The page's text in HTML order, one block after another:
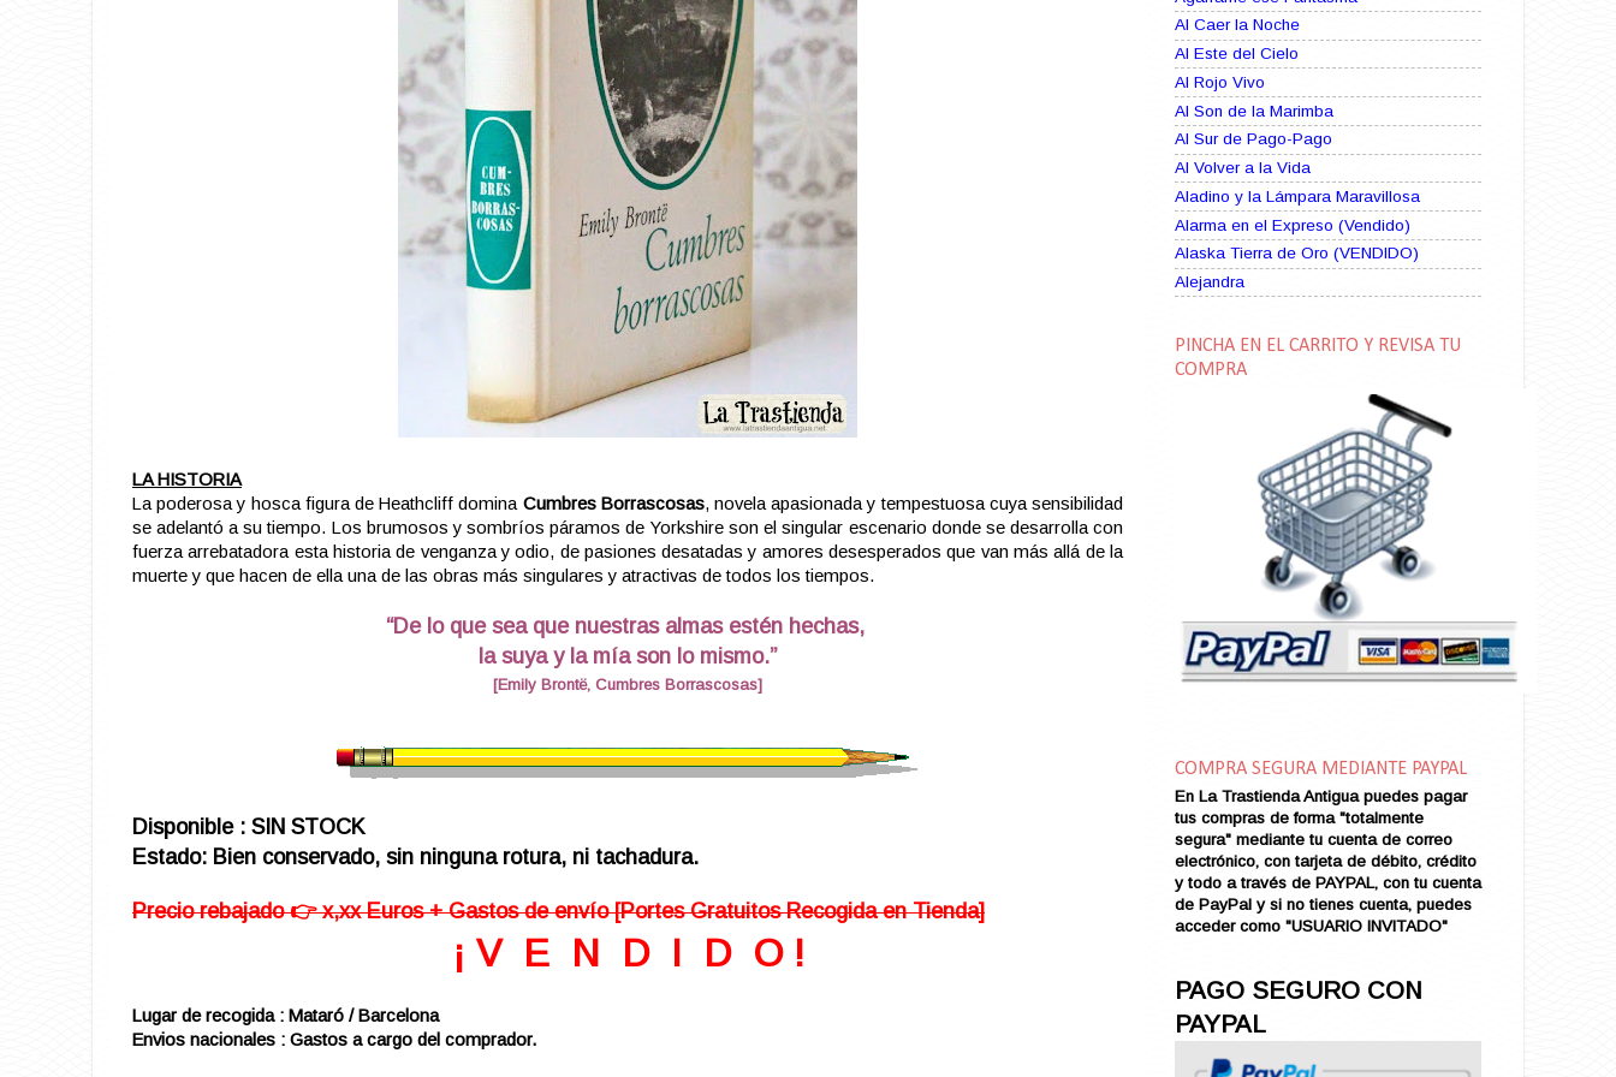
LA HISTORIA
La poderosa y hosca figura de Heathcliff domina Cumbres Borrascosas, novela apasionada y tempestuosa cuya sensibilidad
se adelantó a su tiempo. Los brumosos y sombríos páramos de Yorkshire son el singular escenario donde se desarrolla con
fuerza arrebatadora esta historia de venganza y odio, de pasiones desatadas y amores desesperados que van más allá de la
muerte y que hacen de ella una de las obras más singulares y atractivas de todos los tiempos.
“De lo que sea que nuestras almas estén hechas,
la suya y la mía son lo mismo.”
[Emily Brontë, Cumbres Borrascosas]
Disponible : SIN STOCK
Estado: Bien conservado, sin ninguna rotura, ni tachadura.
Precio rebajado 👉 x,xx Euros + Gastos de envío [Portes Gratuitos Recogida en Tienda]
¡ V E N D I D O !
Lugar de recogida : Mataró / Barcelona
Envios nacionales : Gastos a cargo del comprador.
Al Caer la Noche
Al Este del Cielo
Al Rojo Vivo
Al Son de la Marimba
Al Sur de Pago-Pago
Al Volver a la Vida
Aladino y la Lámpara Maravillosa
Alarma en el Expreso (Vendido)
Alaska Tierra de Oro (VENDIDO)
Alejandra
Alma Zíngara
Alma en Suplicio (VENDIDO)
Amame esta Noche (VENDIDO)
Amanda La Paciente Peligrosa
Amarga Victoria
Amor a Medianoche
Amor en Conserva (VENDIDO)
Amor que Mata
Amor sin Refugio
Ana Karenina
Ana de Brooklyn
Ana y El Rey de Siam
Anatomía de un Asesinato
Andrés Harvey Millonario (VENDIDO)
Andrés Harvey Tenorio
Ansia de Amor (VENDIDO)
Aníbal
PINCHA EN EL CARRITO Y REVISA TU
COMPRA
COMPRA SEGURA MEDIANTE PAYPAL
En La Trastienda Antigua puedes pagar
tus compras de forma "totalmente
segura" mediante tu cuenta de correo
electrónico, con tarjeta de débito, crédito
y todo a través de PAYPAL, con tu cuenta
de PayPal y si no tienes cuenta, puedes
acceder como "USUARIO INVITADO"
PAGO SEGURO CON
PAYPAL